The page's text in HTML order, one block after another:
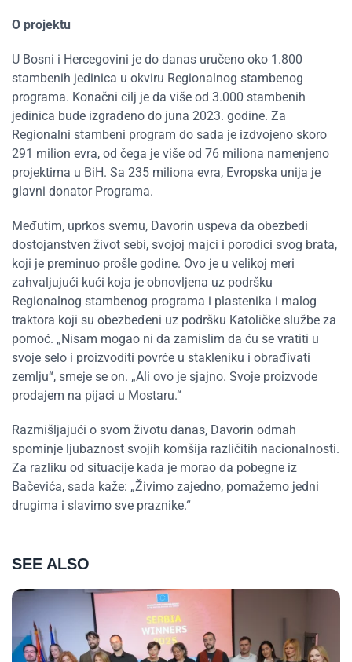
O projektu
U Bosni i Hercegovini je do danas uručeno oko 1.800
stambenih jedinica u okviru Regionalnog stambenog
programa. Konačni cilj je da više od 3.000 stambenih
jedinica bude izgrađeno do juna 2023. godine. Za
Regionalni stambeni program do sada je izdvojeno skoro
291 milion evra, od čega je više od 76 miliona namenjeno
projektima u BiH. Sa 235 miliona evra, Evropska unija je
glavni donator Programa.
Međutim, uprkos svemu, Davorin uspeva da obezbedi
dostojanstven život sebi, svojoj majci i porodici svog brata,
koji je preminuo prošle godine. Ovo je u velikoj meri
zahvaljujući kući koja je obnovljena uz podršku
Regionalnog stambenog programa i plastenika i malog
traktora koji su obezbeđeni uz podršku Katoličke službe za
pomoć. „Nisam mogao ni da zamislim da ću se vratiti u
svoje selo i proizvoditi povrće u stakleniku i obrađivati
zemlju“, smeje se on. „Ali ovo je sjajno. Svoje proizvode
prodajem na pijaci u Mostaru.“
Razmišljajući o svom životu danas, Davorin odmah
spominje ljubaznost svojih komšija različitih nacionalnosti.
Za razliku od situacije kada je morao da pobegne iz
Bačevića, sada kaže: „Živimo zajedno, pomažemo jedni
drugima i slavimo sve praznike.“
SEE ALSO